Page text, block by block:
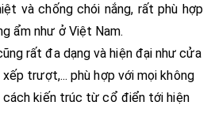
và chống chói nắng, rất phù hợp
ẩm như ở Việt Nam.
rất đa dạng và hiện đại như cửa
trượt,... phù hợp với mọi không
cách kiến trúc từ cổ điển tới hiện